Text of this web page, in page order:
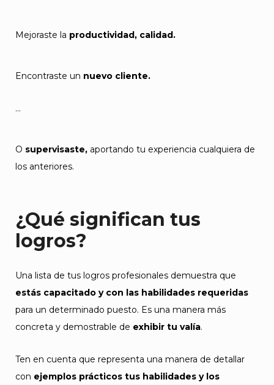
Mejoraste la productividad, calidad.
Encontraste un nuevo cliente.
…
O supervisaste, aportando tu experiencia cualquiera de
los anteriores.
¿Qué significan tus
logros?
Una lista de tus logros profesionales demuestra que
estás capacitado y con las habilidades requeridas
para un determinado puesto. Es una manera más
concreta y demostrable de exhibir tu valía.
Ten en cuenta que representa una manera de detallar
con ejemplos prácticos tus habilidades y los